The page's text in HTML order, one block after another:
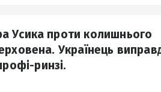
Усика проти колишнього
Українець
ринзі.